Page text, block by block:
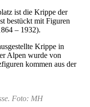
ist die Krippe der
bestückt mit Figuren
– 1932).
Krippe in
Alpen wurde von
kommen aus der
Foto: MH